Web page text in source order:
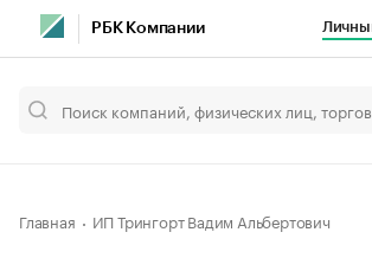
РБК Компании
Главная ИП Трингорт Вадим Альбертович